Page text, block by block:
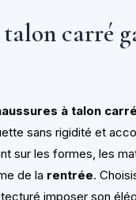
talon carré
à talon carré
sans rigidité et
sur les formes, les
de la rentrée.
imposer son